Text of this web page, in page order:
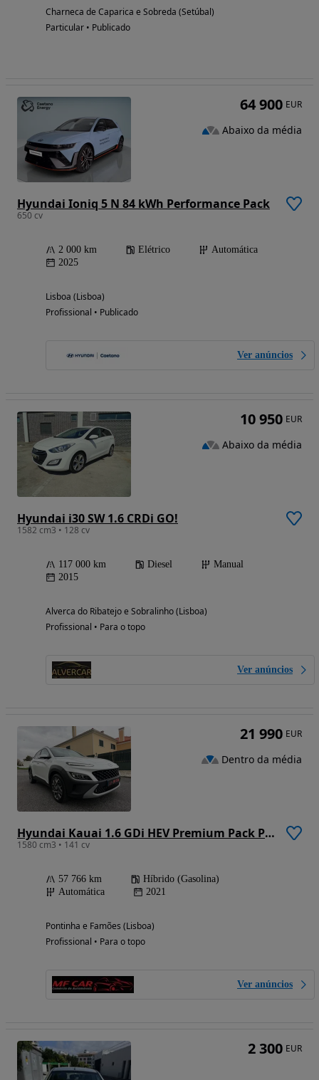
Charneca de Caparica e Sobreda (Setúbal)
Particular • Publicado
Hyundai Ioniq 5 N 84 kWh Performance Pack
650 cv
2 000 km Elétrico
Automática
2025
Lisboa (Lisboa)
Profissional • Publicado
Ver anúncios
64 900 EUR
Abaixo da média
Hyundai i30 SW 1.6 CRDi GO!
1582 cm3 • 128 cv
117 000 km Diesel
Manual
2015
Alverca do Ribatejo e Sobralinho (Lisboa)
Profissional • Para o topo
Ver anúncios
10 950 EUR
Abaixo da média
Hyundai Kauai 1.6 GDi HEV Premium Pack Plus
1580 cm3 • 141 cv
57 766 km
Híbrido (Gasolina)
Automática
2021
Pontinha e Famões (Lisboa)
Profissional • Para o topo
Ver anúncios
21 990 EUR
Dentro da média
2 300 EUR